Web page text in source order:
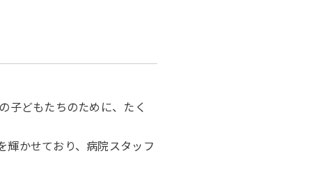
子どもたちのために、たく
輝かせており、病院スタッフ